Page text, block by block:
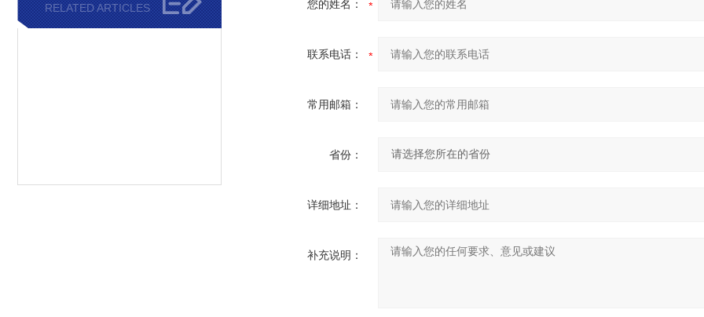
RELATED ARTICLES 您的姓名：
联系电话：
常用邮箱：
省份：
详细地址：
补充说明：